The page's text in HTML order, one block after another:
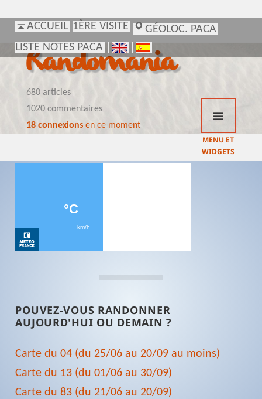
ACCUEIL 1ÈRE VISITE
GÉOLOC. PACA
LISTE NOTES PACA
Randomania
680 articles
1020 commentaires
18 connexionsen ce moment
MENU ET
WIDGETS
POUVEZ-VOUS RANDONNER
AUJOURD'HUI OU DEMAIN ?
Carte du 04 (du 25/06 au 20/09 au moins)
Carte du 13 (du 01/06 au 30/09)
Carte du 83 (du 21/06 au 20/09)
ACCUEIL 1ÈRE VISITE
GÉOLOC. PACA
LISTE NOTES PACA